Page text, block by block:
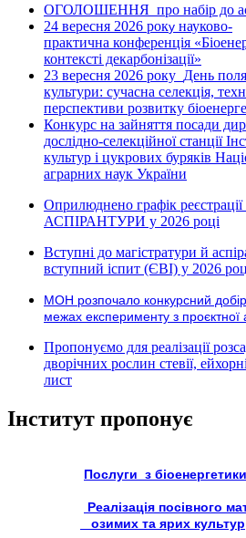
ОГОЛОШЕННЯ про набір до
24 вересня 2026 року науково-
практична конференція
контексті декарбонізації»
23 вересня 2026 року День
культури: сучасна селекція,
перспективи розвитку
Конкурс на зайняття посади
дослідно-селекційної станції
культур і цукрових буряків
аграрних наук України
Оприлюднено графік
АСПІРАНТУРИ у 2026 році
Вступні до магістратури й
вступний іспит (ЄВІ) у 2026
МОН розпочало конкурсний добір
межах експерименту з проєктної
Пропонуємо для реалізації
дворічних рослин стевії,
лист
Інститут пропонує
Послуги з біоенергетики
Реалізація посівного
озимих та ярих культур